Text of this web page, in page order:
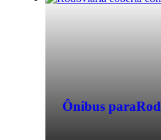
Ônibus para